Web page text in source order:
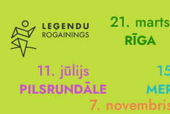
21. marts
RĪGA
11. jūlijs
PILSRUNDĀLE
7.